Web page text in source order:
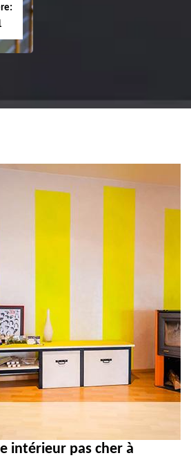
intérieur pas cher à